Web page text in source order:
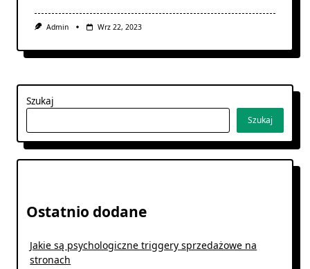
Admin Wrz 22, 2023
Szukaj
Szukaj
Ostatnio dodane
Jakie są psychologiczne triggery sprzedażowe na
stronach